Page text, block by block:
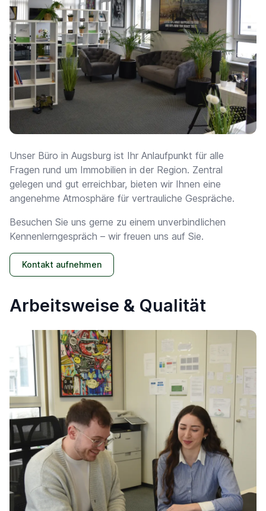
Unser Büro in Augsburg ist Ihr Anlaufpunkt für alle
Fragen rund um Immobilien in der Region. Zentral
gelegen und gut erreichbar, bieten wir Ihnen eine
angenehme Atmosphäre für vertrauliche Gespräche.
Besuchen Sie uns gerne zu einem unverbindlichen
Kennenlerngespräch – wir freuen uns auf Sie.
Kontakt aufnehmen
Arbeitsweise & Qualität